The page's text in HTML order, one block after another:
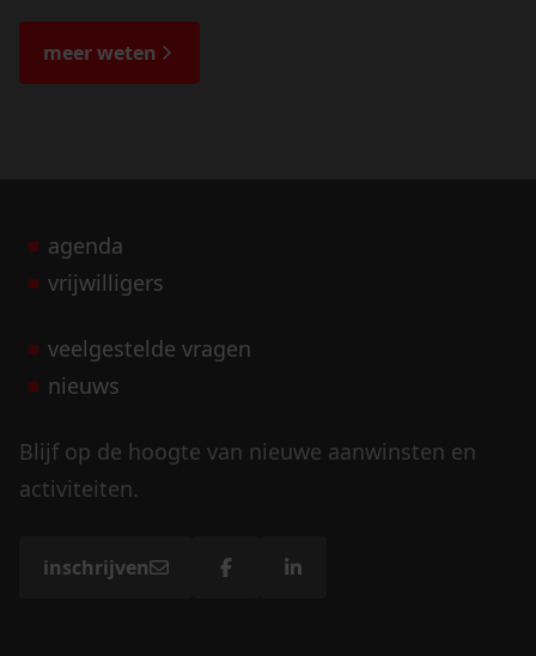
de bijzondere verhalen.
meer weten
agenda
vrijwilligers
veelgestelde vragen
nieuws
Blijf op de hoogte van nieuwe aanwinsten en
activiteiten.
inschrijven